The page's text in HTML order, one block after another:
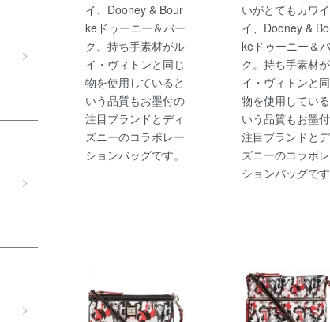
イ、Dooney & Bour
keドゥーニー＆バー
ク。持ち手素材がル
イ・ヴィトンと同じ
物を使用していると
いう品質もお墨付の
注目ブランドとディ
ズニーのコラボレー
ションバッグです。
いがとてもカワイ
イ、Dooney &
keドゥーニー＆
ク。持ち手素材
イ・ヴィトンと
物を使用してい
いう品質もお墨
注目ブランドと
ズニーのコラボ
ションバッグです